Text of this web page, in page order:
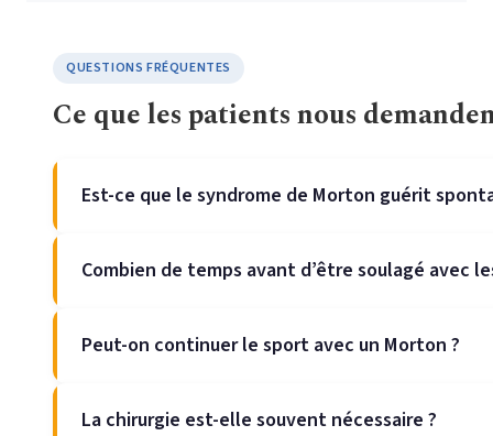
QUESTIONS FRÉQUENTES
Ce que les patients nous
Est-ce que le syndrome de Morton guérit
Combien de temps avant d’être soulagé avec
Peut-on continuer le sport avec un Morton ?
La chirurgie est-elle souvent nécessaire ?